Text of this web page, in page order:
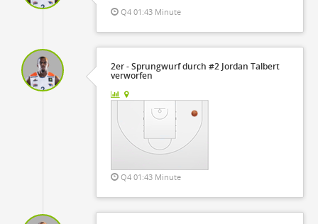
Q4 01:43 Minute
2er - Sprungwurf durch #2 Jordan Talbert
verworfen
Q4 01:43 Minute